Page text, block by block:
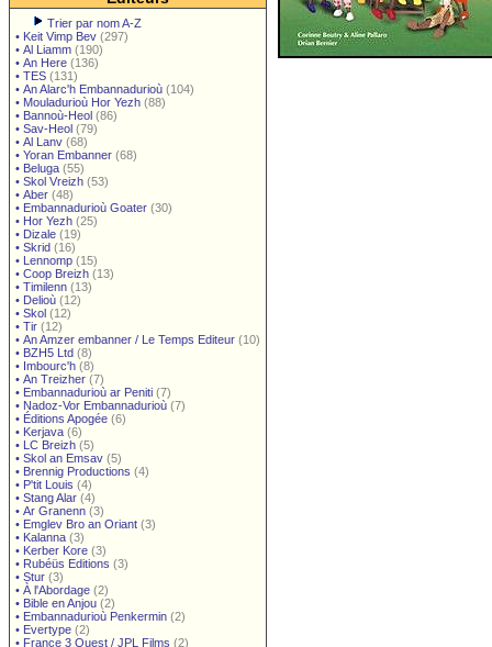
Trier par nom A-Z
• Keit Vimp Bev (297)
• Al Liamm (190)
• An Here (136)
• TES (131)
• An Alarc'h Embannadurioù (104)
• Mouladurioù Hor Yezh (88)
• Bannoù-Heol (86)
• Sav-Heol (79)
• Al Lanv (68)
• Yoran Embanner (68)
• Beluga (55)
• Skol Vreizh (53)
• Aber (48)
• Embannadurioù Goater (30)
• Hor Yezh (25)
• Dizale (19)
• Skrid (16)
• Lennomp (15)
• Coop Breizh (13)
• Timilenn (13)
• Delioù (12)
• Skol (12)
• Tir (12)
• An Amzer embanner / Le Temps Editeur (10)
• BZH5 Ltd (8)
• Imbourc'h (8)
• An Treizher (7)
• Embannadurioù ar Peniti (7)
• Nadoz-Vor Embannadurioù (7)
• Éditions Apogée (6)
• Kerjava (6)
• LC Breizh (5)
• Skol an Emsav (5)
• Brennig Productions (4)
• P'tit Louis (4)
• Stang Alar (4)
• Ar Granenn (3)
• Emglev Bro an Oriant (3)
• Kalanna (3)
• Kerber Kore (3)
• Rubéüs Editions (3)
• Stur (3)
• À l'Abordage (2)
• Bible en Anjou (2)
• Embannadurioù Penkermin (2)
• Evertype (2)
• France 3 Ouest / JPL Films (2)